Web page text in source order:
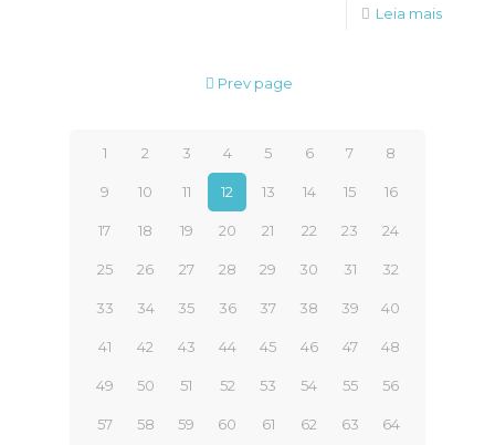
Leia mais
Prev page
1 2 3 4 5 6 7 8
9 10 11 12 13 14 15 16
17 18 19 20 21 22 23 24
25 26 27 28 29 30 31 32
33 34 35 36 37 38 39 40
41 42 43 44 45 46 47 48
49 50 51 52 53 54 55 56
57 58 59 60 61 62 63 64